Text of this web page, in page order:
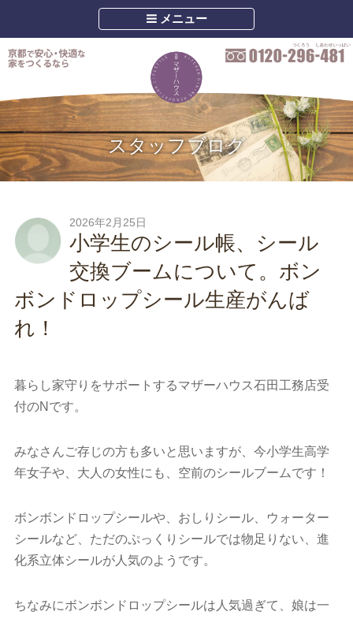
メニュー
スタッフブログ
2026年2月25日
小学生のシール帳、シール
交換ブームについて。ボン
ボンドロップシール生産がんば
れ！
暮らし家守りをサポートするマザーハウス石田工務店受
付のNです。
みなさんご存じの方も多いと思いますが、今小学生高学
年女子や、大人の女性にも、空前のシールブームです！
ボンボンドロップシールや、おしりシール、ウォーター
シールなど、ただのぷっくりシールでは物足りない、進
化系立体シールが人気のようです。
ちなみにボンボンドロップシールは人気過ぎて、娘は一